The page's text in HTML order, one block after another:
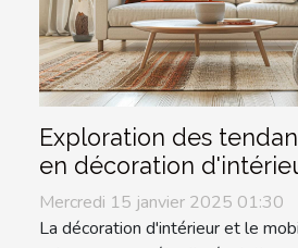
Exploration des
en décoration
Mercredi 15 janvier 2025 01:30
La décoration d'intérieur et le